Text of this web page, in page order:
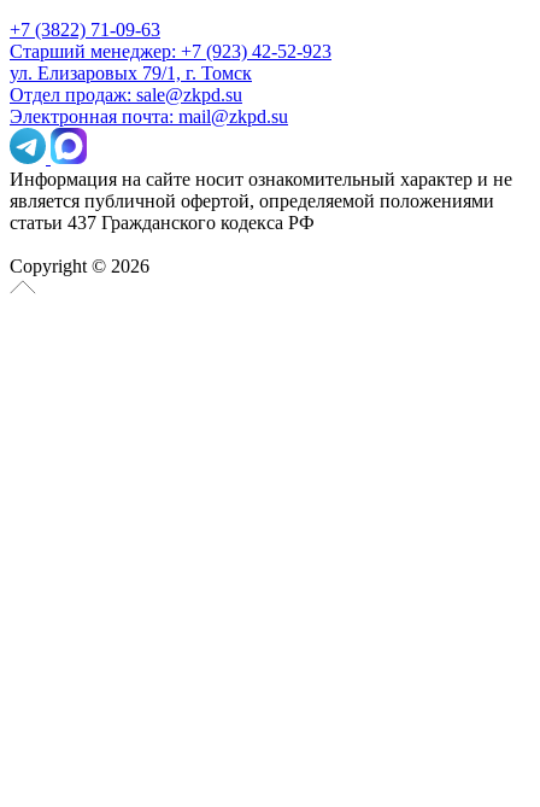
+7 (3822) 71-09-63
Старший менеджер: +7 (923) 42-52-923
ул. Елизаровых 79/1, г. Томск
Отдел продаж: sale@zkpd.su
Электронная почта: mail@zkpd.su
Информация на сайте носит ознакомительный характер и не
является публичной офертой, определяемой положениями
статьи 437 Гражданского кодекса РФ
Copyright © 2026